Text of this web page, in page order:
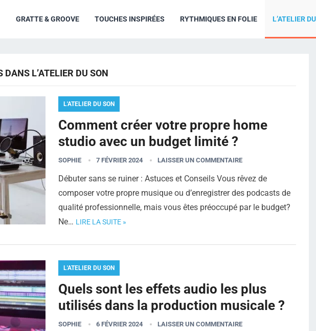
GRATTE & GROOVE TOUCHES INSPIRÉES RYTHMIQUES EN FOLIE L’ATELIER
DANS L’ATELIER DU SON
L'ATELIER DU SON
Comment créer votre propre home
studio avec un budget limité ?
SOPHIE 7 FÉVRIER 2024 LAISSER UN COMMENTAIRE
Débuter sans se ruiner : Astuces et Conseils Vous rêvez de
composer votre propre musique ou d’enregistrer des podcasts de
qualité professionnelle, mais vous êtes préoccupé par le budget?
Ne… LIRE LA SUITE »
L'ATELIER DU SON
Quels sont les effets audio les plus
utilisés dans la production musicale ?
SOPHIE 6 FÉVRIER 2024 LAISSER UN COMMENTAIRE